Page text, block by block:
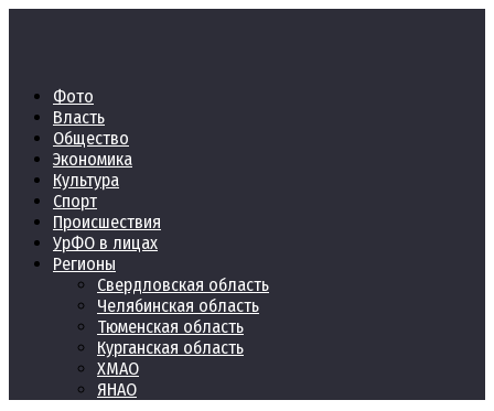
Фото
Власть
Общество
Экономика
Культура
Спорт
Происшествия
УрФО в лицах
Регионы
Свердловская область
Челябинская область
Тюменская область
Курганская область
ХМАО
ЯНАО